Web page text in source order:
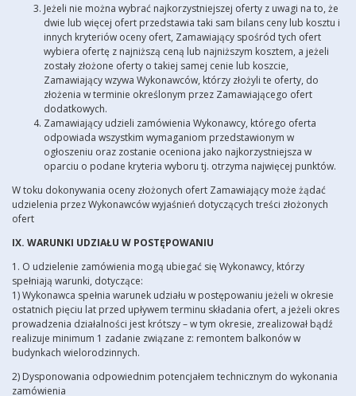
Jeżeli nie można wybrać najkorzystniejszej oferty z uwagi na to, że
dwie lub więcej ofert przedstawia taki sam bilans ceny lub kosztu i
innych kryteriów oceny ofert, Zamawiający spośród tych ofert
wybiera ofertę z najniższą ceną lub najniższym kosztem, a jeżeli
zostały złożone oferty o takiej samej cenie lub koszcie,
Zamawiający wzywa Wykonawców, którzy złożyli te oferty, do
złożenia w terminie określonym przez Zamawiającego ofert
dodatkowych.
Zamawiający udzieli zamówienia Wykonawcy, którego oferta
odpowiada wszystkim wymaganiom przedstawionym w
ogłoszeniu oraz zostanie oceniona jako najkorzystniejsza w
oparciu o podane kryteria wyboru tj. otrzyma najwięcej punktów.
W toku dokonywania oceny złożonych ofert Zamawiający może żądać
udzielenia przez Wykonawców wyjaśnień dotyczących treści złożonych
ofert
IX. WARUNKI UDZIAŁU W POSTĘPOWANIU
1. O udzielenie zamówienia mogą ubiegać się Wykonawcy, którzy
spełniają warunki, dotyczące:
1) Wykonawca spełnia warunek udziału w postępowaniu jeżeli w okresie
ostatnich pięciu lat przed upływem terminu składania ofert, a jeżeli okres
prowadzenia działalności jest krótszy – w tym okresie, zrealizował bądź
realizuje minimum 1 zadanie związane z: remontem balkonów w
budynkach wielorodzinnych.
2) Dysponowania odpowiednim potencjałem technicznym do wykonania
zamówienia